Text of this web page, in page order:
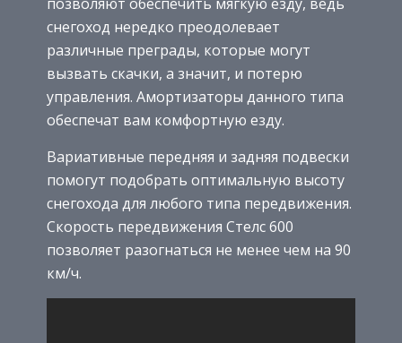
снегоход нередко преодолевает
различные преграды, которые могут
вызвать скачки, а значит, и потерю
управления. Амортизаторы данного типа
обеспечат вам комфортную езду.
Вариативные передняя и задняя подвески
помогут подобрать оптимальную высоту
снегохода для любого типа передвижения.
Скорость передвижения Стелс 600
позволяет разогнаться не менее чем на 90
км/ч.